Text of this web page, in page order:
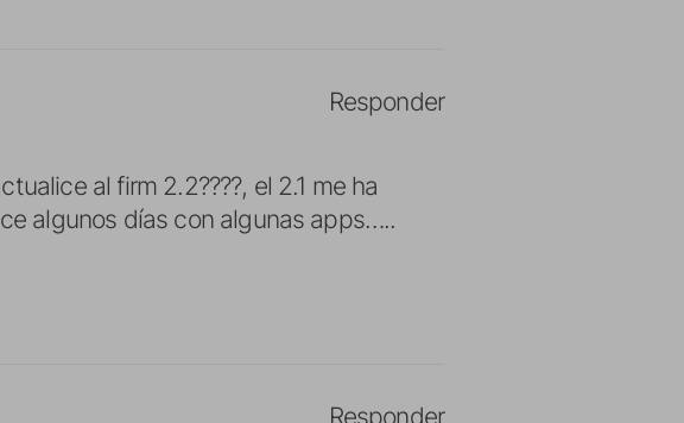
al firm 2.2????, el 2.1 me ha
algunos días con algunas apps…..
Responder
Responder